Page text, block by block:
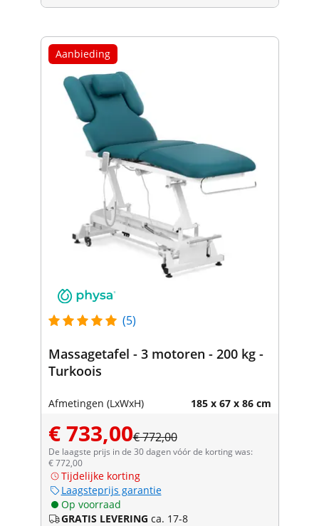
Aanbieding
(5)
Massagetafel - 3 motoren - 200 kg -
Turkoois
Afmetingen (LxWxH) 185 x 67 x 86 cm
€ 733,00€ 772,00
De laagste prijs in de 30 dagen vóór de korting was:
€ 772,00
Tijdelijke korting
Laagsteprijs garantie
Op voorraad
GRATIS LEVERING ca. 17-8